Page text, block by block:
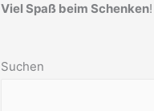
Viel Spaß beim Schenken!
Suchen